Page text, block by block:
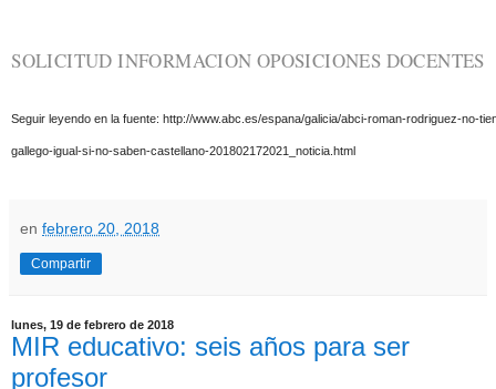
SOLICITUD INFORMACION OPOSICIONES DOCENTES
Seguir leyendo en la fuente: http://www.abc.es/espana/galicia/abci-roman-rodriguez-no-
gallego-igual-si-no-saben-castellano-201802172021_noticia.html
en febrero 20, 2018
Compartir
lunes, 19 de febrero de 2018
MIR educativo: seis años para ser
profesor